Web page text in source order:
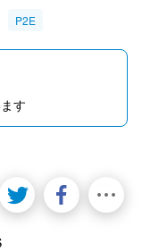
P2E
す